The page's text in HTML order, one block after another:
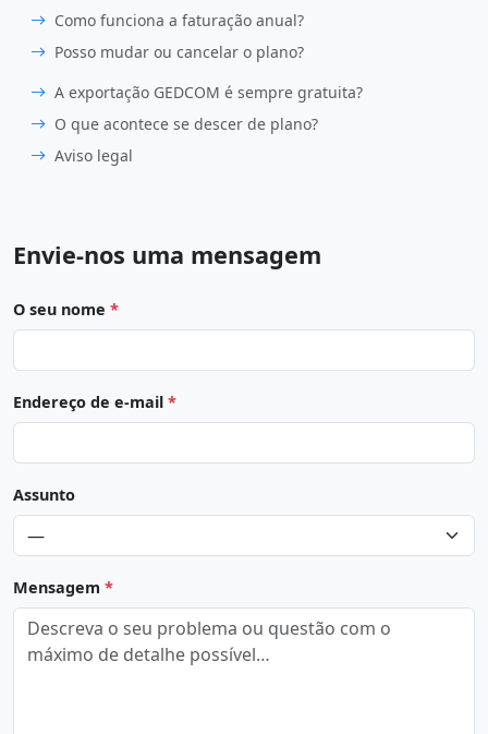
Como funciona a faturação anual?
Posso mudar ou cancelar o plano?
A exportação GEDCOM é sempre gratuita?
O que acontece se descer de plano?
Aviso legal
Envie-nos uma mensagem
O seu nome *
Endereço de e-mail *
Assunto
Mensagem *